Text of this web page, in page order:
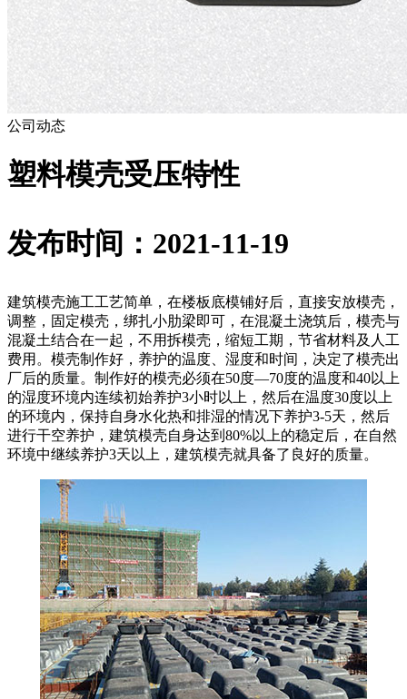
公司动态
塑料模壳受压特性
发布时间：2021-11-19
建筑模壳施工工艺简单，在楼板底模铺好后，直接安放模壳，
调整，固定模壳，绑扎小肋梁即可，在混凝土浇筑后，模壳与
混凝土结合在一起，不用拆模壳，缩短工期，节省材料及人工
费用。模壳制作好，养护的温度、湿度和时间，决定了模壳出
厂后的质量。制作好的模壳必须在50度—70度的温度和40以上
的湿度环境内连续初始养护3小时以上，然后在温度30度以上
的环境内，保持自身水化热和排湿的情况下养护3-5天，然后
进行干空养护，建筑模壳自身达到80%以上的稳定后，在自然
环境中继续养护3天以上，建筑模壳就具备了良好的质量。